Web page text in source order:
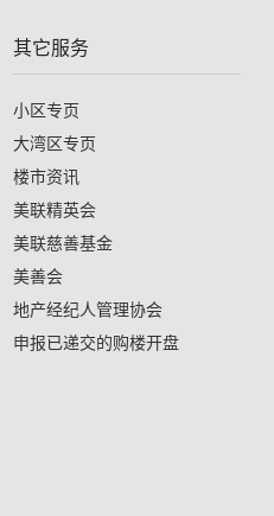
其它服务
小区专页
大湾区专页
楼市资讯
美联精英会
美联慈善基金
美善会
地产经纪人管理协会
申报已递交的购楼开盘